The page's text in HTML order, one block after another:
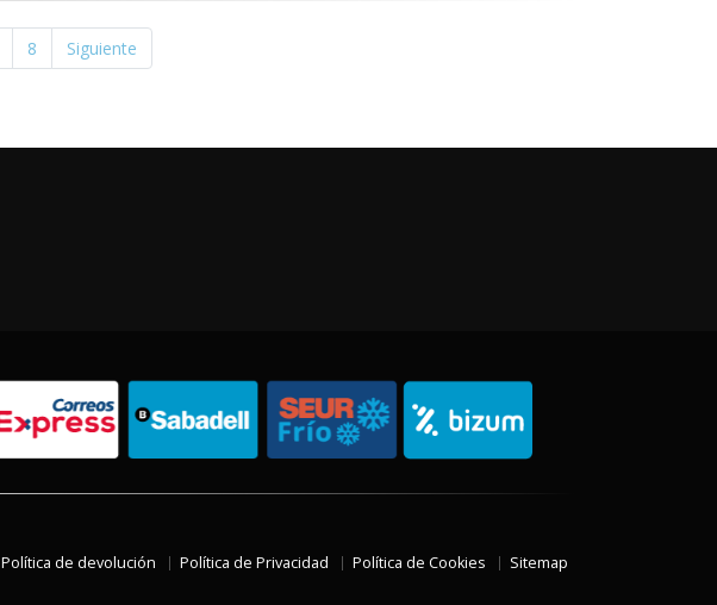
8 Siguiente
Política de devolución Política de Privacidad Política de Cookies Sitemap